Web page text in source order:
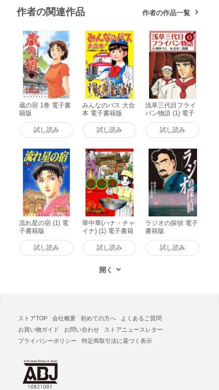
作者の関連作品 作者の作品一覧
蔵の宿 1巻 電子書
籍版
試し読み
みんなのバス 大合
本 電子書籍版
試し読み
浅草三代目フライ
パン物語 (1) 電子
書籍版
試し読み
流れ星の宿 (1) 電
子書籍版
試し読み
華中華(ハナ・チャ
イナ) (1) 電子書籍
試し読み
ラジオの探偵 電子
書籍版
試し読み
ストアTOP 会社概要 初めての方へ
よくあるご質問
お買い物ガイド
お問い合わせ
ストアニュースレター
プライバシーポリシー
特定商取引法に基づく表示